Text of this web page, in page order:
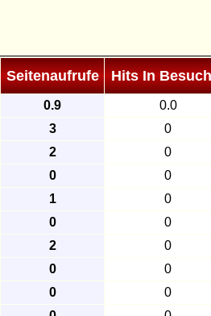
Seitenaufrufe Hits In
0.9
0.0
3
0
2
0
0
0
1
0
0
0
2
0
0
0
0
0